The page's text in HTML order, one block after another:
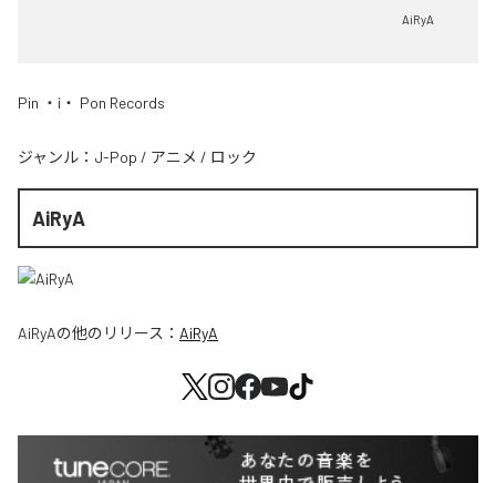
AiRyA
Pin ・i・ Pon Records
ジャンル： J-Pop / アニメ / ロック
AiRyA
AiRyAの他のリリース： AiRyA